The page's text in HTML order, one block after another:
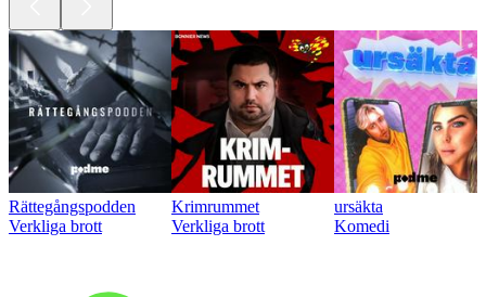
Rättegångspodden
Verkliga brott
Krimrummet
Verkliga brott
ursäkta
Komedi